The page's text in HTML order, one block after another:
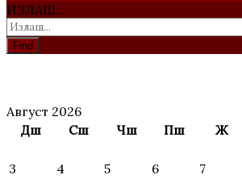
ИЗЛАШ...
Find
Август 2026
Дш
Сш Чш Пш Ж
3
4 5 6 7